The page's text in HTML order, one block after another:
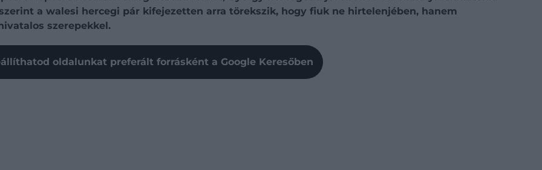
a walesi hercegi pár kifejezetten arra törekszik, hogy fiuk ne hirtelenjében, hanem
szerepekkel.
oldalunkat preferált forrásként a Google Keresőben